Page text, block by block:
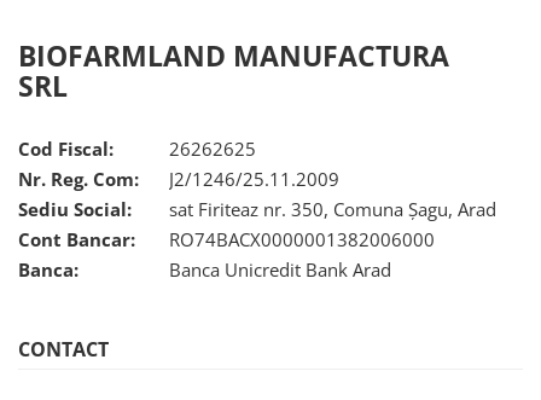
BIOFARMLAND MANUFACTURA
SRL
Cod Fiscal:
26262625
Nr. Reg. Com:
J2/1246/25.11.2009
Sediu Social:
sat Firiteaz nr. 350, Comuna Șagu, Arad
Cont Bancar:
RO74BACX0000001382006000
Banca:
Banca Unicredit Bank Arad
CONTACT